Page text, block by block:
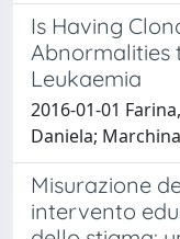
Is Having
Abnormalities
Leukaemia
2016-01-01
Daniela;
Misurazione
intervento